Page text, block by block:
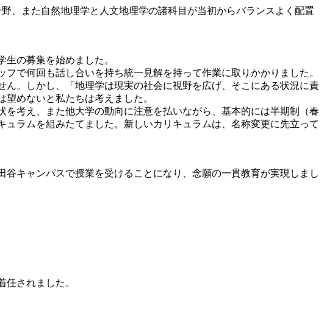
、また自然地理学と人文地理学の諸科目が当初からバランスよく配置
生の募集を始めました。
で何回も話し合いを持ち統一見解を持って作業に取りかかりました。
。しかし、「地理学は現実の社会に視野を広げ、そこにある状況に責
めないと私たちは考えました。
考え、また他大学の動向に注意を払いながら、基本的には半期制（春
ラムを組みたてました。新しいカリキュラムは、名称変更に先立って
キャンパスで授業を受けることになり、念願の一貫教育が実現しまし
されました。